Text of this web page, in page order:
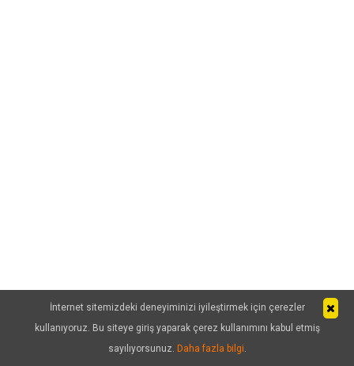
İnternet sitemizdeki deneyiminizi iyileştirmek için çerezler
kullanıyoruz. Bu siteye giriş yaparak çerez kullanımını kabul etmiş
sayılıyorsunuz. Daha fazla bilgi.